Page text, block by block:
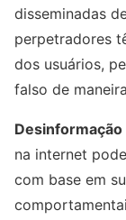
disseminadas
perpetradores
dos usuários,
falso de
na internet
com base em